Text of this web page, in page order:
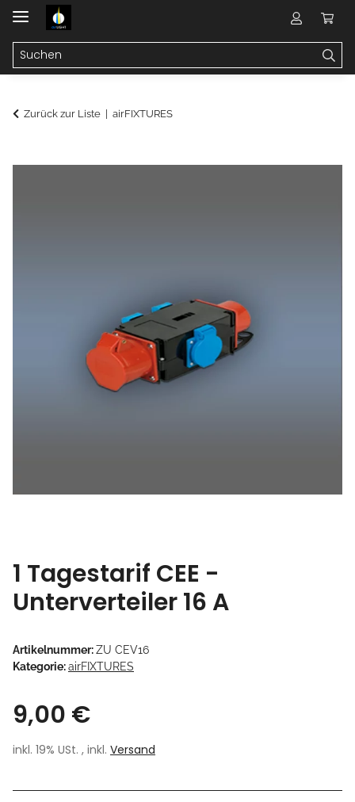
Zurück zur Liste airFIXTURES
1 Tagestarif CEE -
Unterverteiler 16 A
Artikelnummer:ZU CEV16
Kategorie:airFIXTURES
9,00 €
inkl. 19% USt. , inkl. Versand